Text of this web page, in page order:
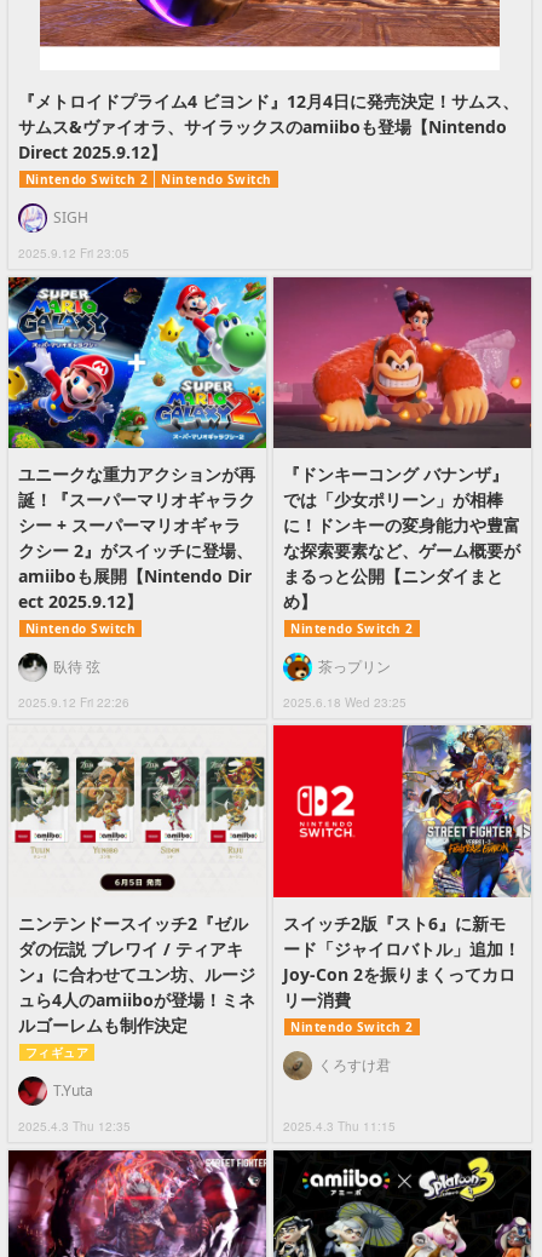
『メトロイドプライム4 ビヨンド』12月4日に発売決定！サムス、
サムス&ヴァイオラ、サイラックスのamiiboも登場【Nintendo
Direct 2025.9.12】
Nintendo Switch 2 Nintendo Switch
2025.9.12 Fri 23:05
SIGH
ユニークな重力アクションが再
誕！『スーパーマリオギャラク
シー + スーパーマリオギャラ
クシー 2』がスイッチに登場、
amiiboも展開【Nintendo Dir
ect 2025.9.12】
Nintendo Switch
2025.9.12 Fri 22:26
臥待 弦
『ドンキーコング バナンザ』
では「少女ポリーン」が相棒
に！ドンキーの変身能力や豊富
な探索要素など、ゲーム概要が
まるっと公開【ニンダイまと
め】
Nintendo Switch 2
2025.6.18 Wed 23:25
茶っプリン
ニンテンドースイッチ2『ゼル
ダの伝説 ブレワイ / ティアキ
ン』に合わせてユン坊、ルージ
ュら4人のamiiboが登場！ミネ
ルゴーレムも制作決定
フィギュア
2025.4.3 Thu 12:35
T.Yuta
スイッチ2版『スト6』に新モ
ード「ジャイロバトル」追加！
Joy-Con 2を振りまくってカロ
リー消費
Nintendo Switch 2
2025.4.3 Thu 11:15
くろすけ君